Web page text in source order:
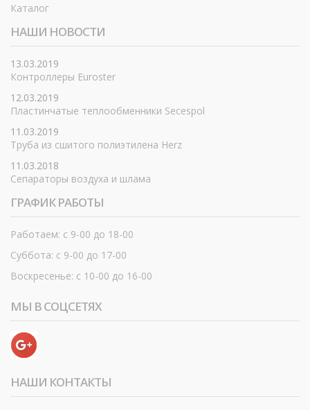
Каталог
НАШИ НОВОСТИ
13.03.2019
Контроллеры Euroster
12.03.2019
Пластинчатые теплообменники Secespol
11.03.2019
Труба из сшитого полиэтилена Herz
11.03.2018
Сепараторы воздуха и шлама
ГРАФИК РАБОТЫ
Работаем: с 9-00 до 18-00
Суббота: с 9-00 до 17-00
Воскресенье: с 10-00 до 16-00
МЫ В СОЦСЕТЯХ
НАШИ КОНТАКТЫ